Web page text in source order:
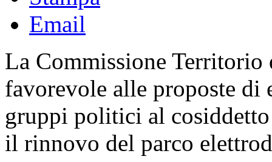
Email
La Commissione Territorio
favorevole alle proposte di
gruppi politici al
il rinnovo del parco